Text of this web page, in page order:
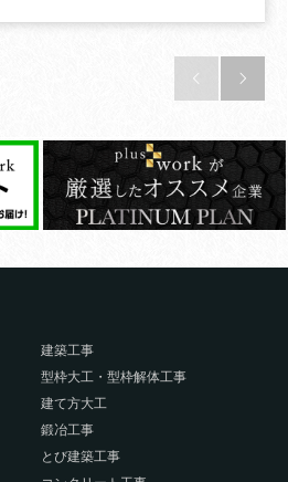
 
建築工事
型枠大工・型枠解体工事
建て方大工
鍛冶工事
とび建築工事